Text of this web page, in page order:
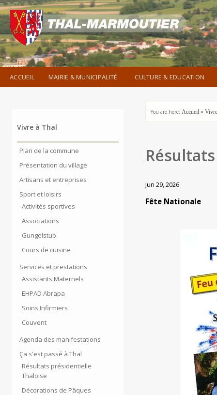
ACCUEIL MAIRIE & MUNICIPALITÉ CULTURE & EDUCATION
Vivre à Thal
Plan de la commune
Présentation du village
Artisans et entreprises
Sport et loisirs
Activités sportives
Associations
Gungelstub
Cours de cuisine
Services et prestations
Assistants Maternels
EHPAD Abrapa
Soins Infirmiers
Couvent
Agenda des manifestations
Ça s'est passé à Thal
Résultats présidentielle
Thaloise
Décorations de Pâques
You are here: Accueil »
Jun 29, 2026
Fête Nationale